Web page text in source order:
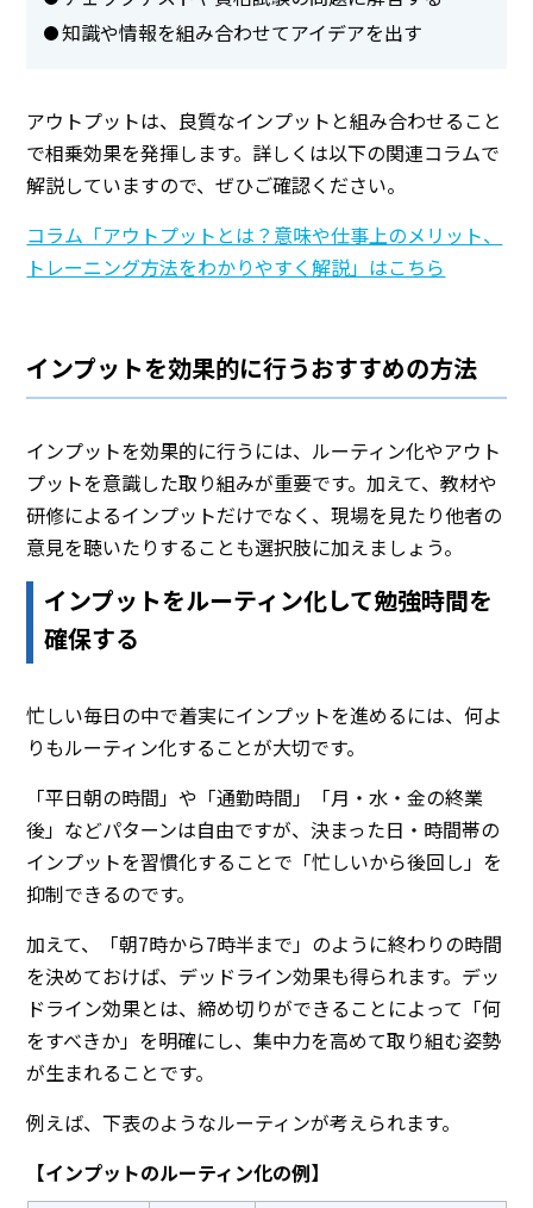
知識や情報を組み合わせてアイデアを出す
アウトプットは、良質なインプットと組み合わせること
で相乗効果を発揮します。詳しくは以下の関連コラムで
解説していますので、ぜひご確認ください。
コラム「アウトプットとは？意味や仕事上のメリット、
トレーニング方法をわかりやすく解説」はこちら
インプットを効果的に行うおすすめの方法
インプットを効果的に行うには、ルーティン化やアウト
プットを意識した取り組みが重要です。加えて、教材や
研修によるインプットだけでなく、現場を見たり他者の
意見を聴いたりすることも選択肢に加えましょう。
インプットをルーティン化して勉強時間を
確保する
忙しい毎日の中で着実にインプットを進めるには、何よ
りもルーティン化することが大切です。
「平日朝の時間」や「通勤時間」「月・水・金の終業
後」などパターンは自由ですが、決まった日・時間帯の
インプットを習慣化することで「忙しいから後回し」を
抑制できるのです。
加えて、「朝7時から7時半まで」のように終わりの時間
を決めておけば、デッドライン効果も得られます。デッ
ドライン効果とは、締め切りができることによって「何
をすべきか」を明確にし、集中力を高めて取り組む姿勢
が生まれることです。
例えば、下表のようなルーティンが考えられます。
【インプットのルーティン化の例】